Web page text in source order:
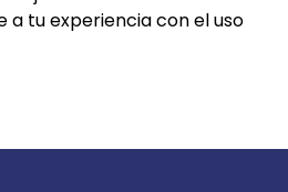
a tu experiencia con el uso